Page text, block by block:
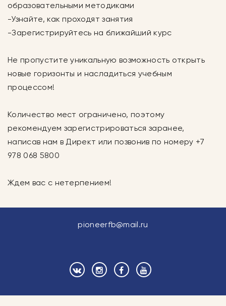
образовательными методиками
-Узнайте, как проходят занятия
-Зарегистрируйтесь на ближайший курс
Не пропустите уникальную возможность открыть
новые горизонты и насладиться учебным
процессом!
Количество мест ограничено, поэтому
рекомендуем зарегистрироваться заранее,
написав нам в Директ или позвонив по номеру +7
978 068 5800
Ждем вас с нетерпением!
pioneerfb@mail.ru